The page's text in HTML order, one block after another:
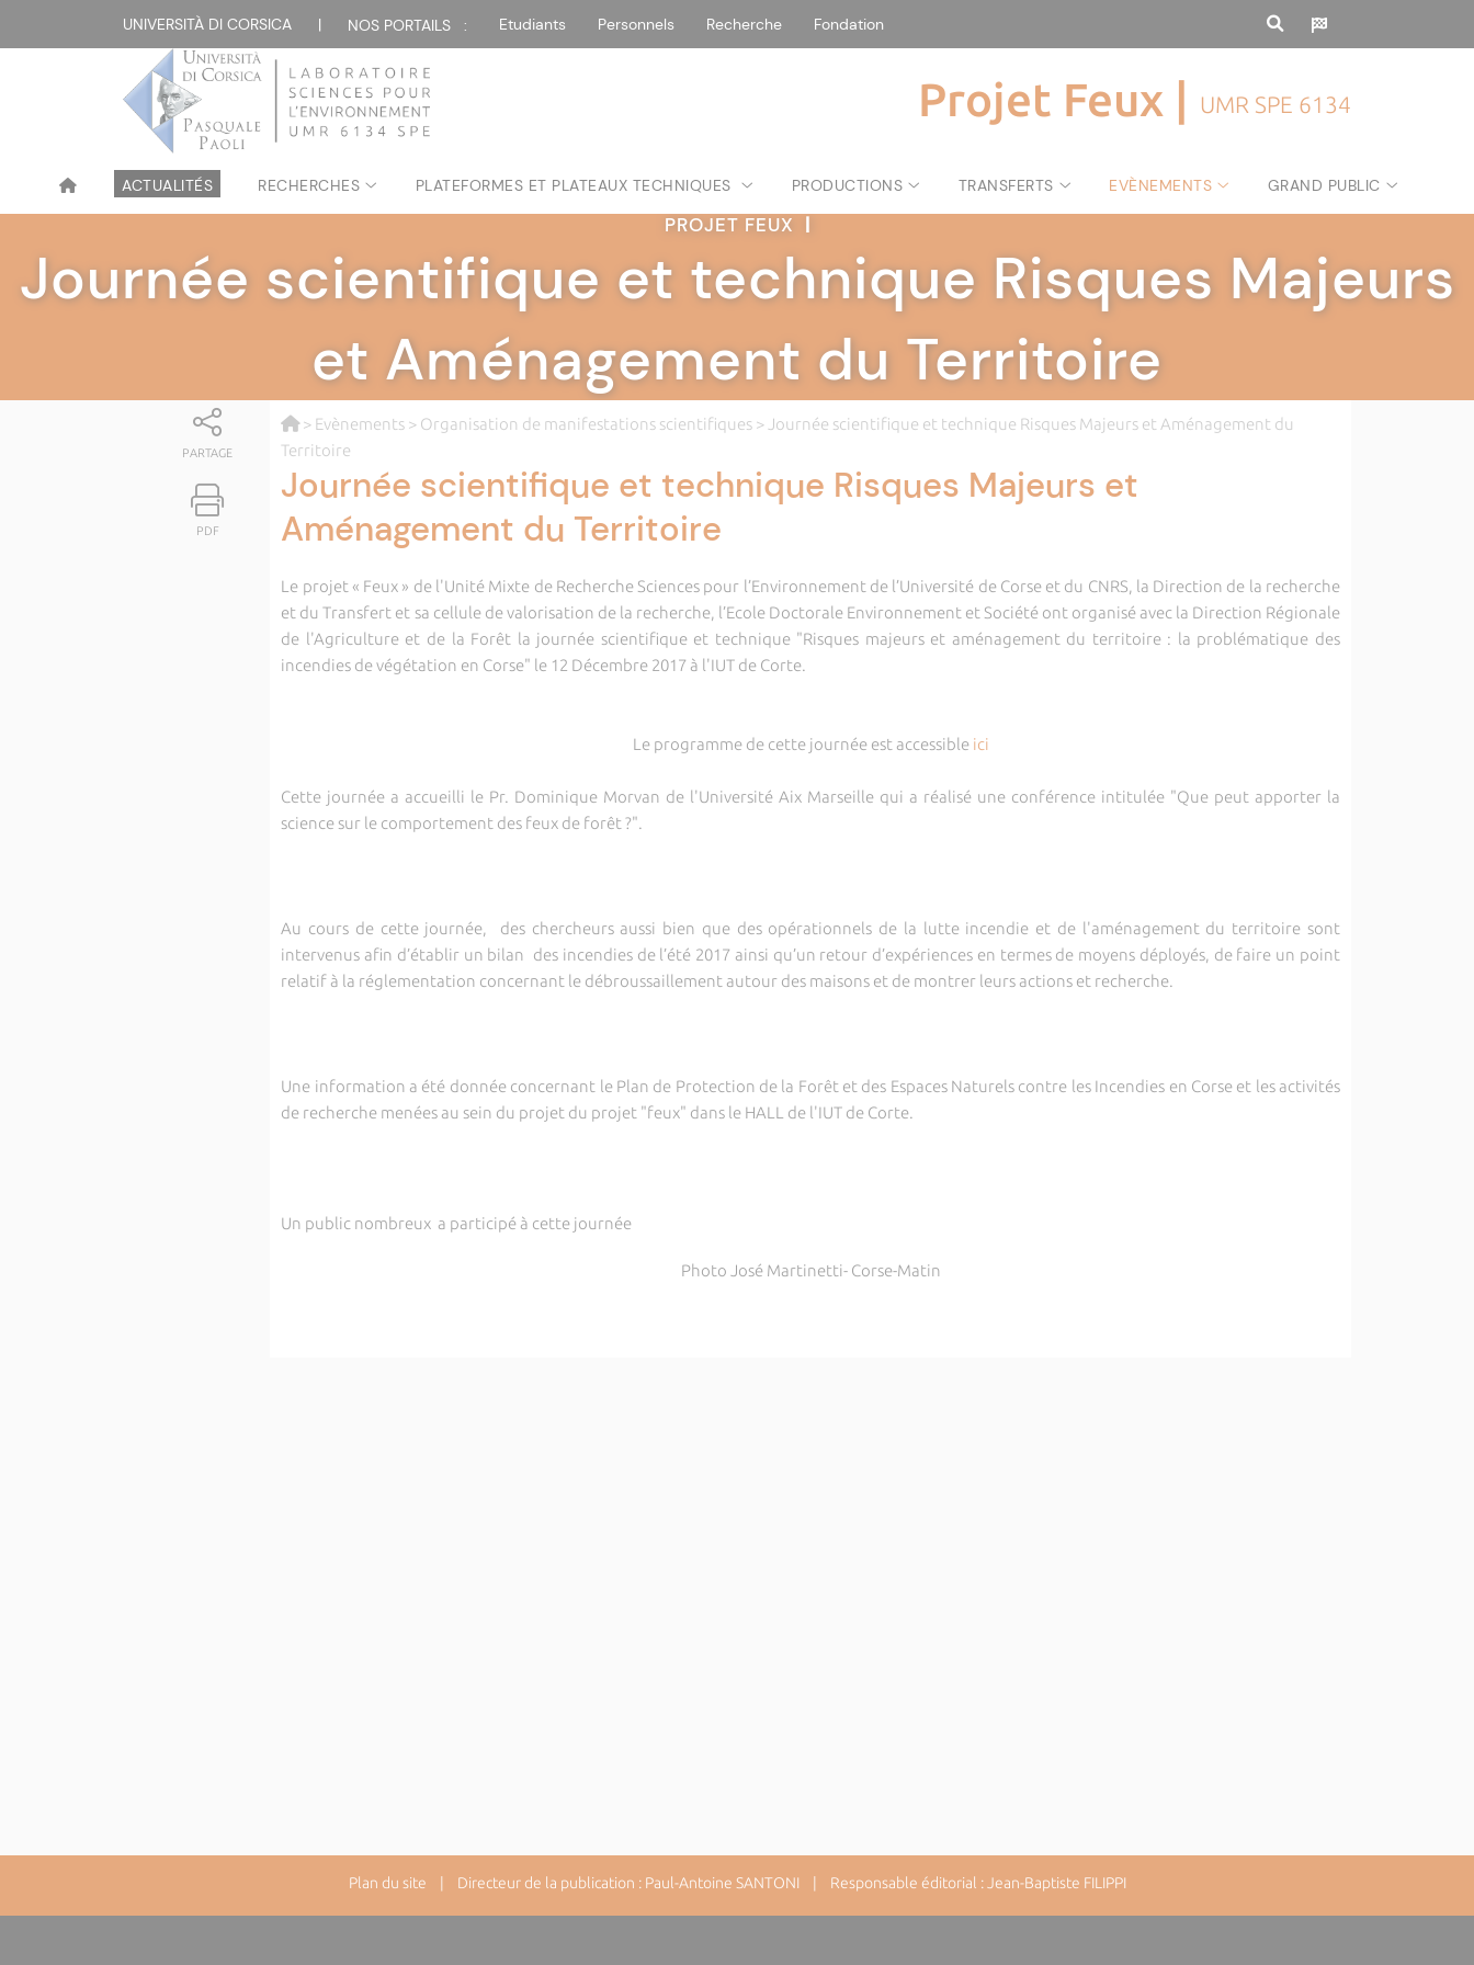
UNIVERSITÀ DI CORSICA | NOS PORTAILS : Etudiants Personnels Recherche Fondation
Projet Feux | UMR SPE 6134
ACTUALITÉS RECHERCHES PLATEFORMES ET PLATEAUX TECHNIQUES PRODUCTIONS TRANSFERTS EVÈNEMENTS GRAND PUBLIC
PROJET FEUX |
Journée scientifique et technique Risques Majeurs
et Aménagement du Territoire
PARTAGE
PDF
> Evènements > Organisation de manifestations scientifiques > Journée scientifique et technique Risques Majeurs et Aménagement du
Territoire
Journée scientifique et technique Risques Majeurs et
Aménagement du Territoire
Le projet « Feux » de l'Unité Mixte de Recherche Sciences pour l’Environnement de l’Université de Corse et du CNRS, la Direction de la recherche
et du Transfert et sa cellule de valorisation de la recherche, l’Ecole Doctorale Environnement et Société ont organisé avec la Direction Régionale
de l'Agriculture et de la Forêt la journée scientifique et technique "Risques majeurs et aménagement du territoire : la problématique des
incendies de végétation en Corse" le 12 Décembre 2017 à l'IUT de Corte.
Le programme de cette journée est accessible ici
Cette journée a accueilli le Pr. Dominique Morvan de l'Université Aix Marseille qui a réalisé une conférence intitulée "Que peut apporter la
science sur le comportement des feux de forêt ?".
Au cours de cette journée, des chercheurs aussi bien que des opérationnels de la lutte incendie et de l'aménagement du territoire sont
intervenus afin d’établir un bilan des incendies de l’été 2017 ainsi qu’un retour d’expériences en termes de moyens déployés, de faire un point
relatif à la réglementation concernant le débroussaillement autour des maisons et de montrer leurs actions et recherche.
Une information a été donnée concernant le Plan de Protection de la Forêt et des Espaces Naturels contre les Incendies en Corse et les activités
de recherche menées au sein du projet du projet "feux" dans le HALL de l'IUT de Corte.
Un public nombreux a participé à cette journée
Photo José Martinetti- Corse-Matin
Plan du site | Directeur de la publication : Paul-Antoine SANTONI | Responsable éditorial : Jean-Baptiste FILIPPI